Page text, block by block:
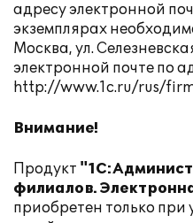
адресу электронной
экземплярах
Москва, ул.
электронной почте по
http://www.1c.ru/rus/
Внимание!
Продукт
филиалов.
приобретен только